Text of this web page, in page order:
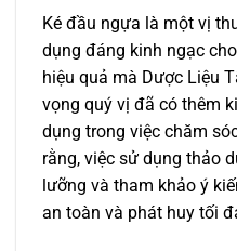
Ké đầu ngựa là một vị
dụng đáng kinh ngạc
hiệu quả mà Dược Liệu
vọng quý vị đã có thêm
dụng trong việc chăm
rằng, việc sử dụng thảo
lưỡng và tham khảo ý
an toàn và phát huy tối